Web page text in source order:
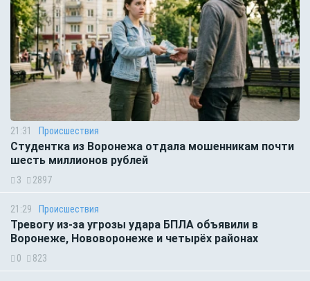
21:31 Происшествия
Студентка из Воронежа отдала мошенникам почти
шесть миллионов рублей
3 2897
21:29 Происшествия
Тревогу из-за угрозы удара БПЛА объявили в
Воронеже, Нововоронеже и четырёх районах
0 823